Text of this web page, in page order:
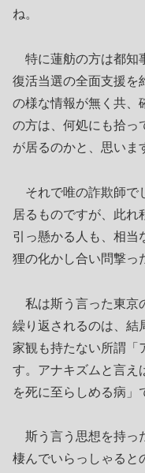
ね。
特に蓮舫の方は都知
復活当選の全面支援を
の様な情報が無く共
の方は、何処にも拾っ
が居るのかと、思いま
それで唯の詐欺師で
居るものですが、此れ
引っ懸かる人も、相当
狸の化かし合い問撃っ
私は斯う言った東京
繰り返されるのは、結
家観も持たない所謂「
す。アナキズムと言え
を死に至らしめる病」
斯う言う思想を持っ
棲んでいらっしゃると